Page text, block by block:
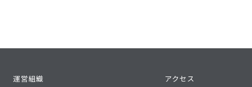
運営組織
アクセス